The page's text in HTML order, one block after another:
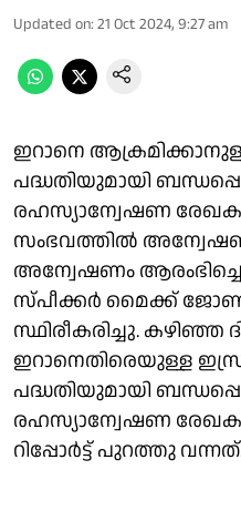
Updated on: 21 Oct 2024, 9:27 am
ഇറാനെ
പദ്ധതിയുമായി
രഹസ്യാന്വേഷണ
സംഭവത്തിൽ
അന്വേഷണം
സ്പീക്കർ മൈക്ക്
സ്ഥിരീകരിച്ചു. കഴിഞ്ഞ
ഇറാനെതിരെയുള്ള
പദ്ധതിയുമായി
രഹസ്യാന്വേഷണ
റിപ്പോർട്ട് പുറത്തു